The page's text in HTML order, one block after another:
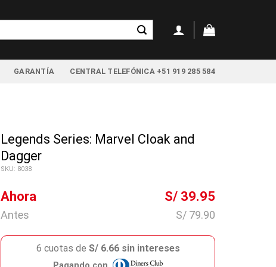
GARANTÍA CENTRAL TELEFÓNICA +51 919 285 584
Legends Series: Marvel Cloak and
Dagger
SKU: 8038
Ahora S/ 39.95
Antes S/ 79.90
6 cuotas de S/ 6.66 sin intereses